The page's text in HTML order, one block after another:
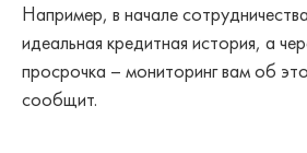
Например, в начале
идеальная кредитная история, а
просрочка – мониторинг вам об
сообщит.